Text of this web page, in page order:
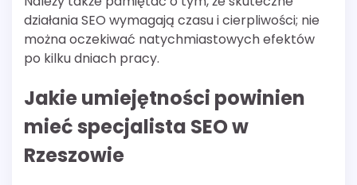
działania SEO wymagają czasu i cierpliwości; nie
można oczekiwać natychmiastowych efektów
po kilku dniach pracy.
Jakie umiejętności powinien
mieć specjalista SEO w
Rzeszowie